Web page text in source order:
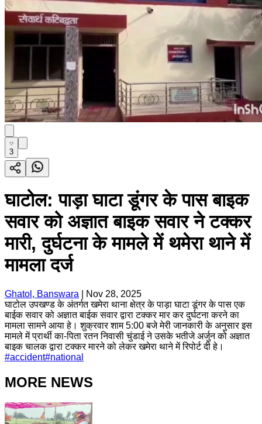
3
घाटोल: पाड़ा घाटा डूंगर के पास बाइक
सवार को अज्ञात बाइक सवार ने टक्कर
मारी, दुर्घटना के मामले में थमेरा थाने में
मामला दर्ज
Ghatol, Banswara
Nov 28, 2025
घाटोल उपखण्ड के अंतर्गत खमेरा थाना क्षेत्र के पाड़ा घाटा डूंगर के पास एक
बाईक सवार को अज्ञात बाईक सवार द्वारा टक्कर मार कर दुर्घटना करने का
मामला सामने आया हे। शुक्रवार शाम 5:00 बजे मेरी जानकारी के अनुसार इस
मामले में प्रार्थी का-पिता रतन निवासी चुंडाई ने उसके भतीजे अर्जुन को अज्ञात
बाइक चालक द्वारा टक्कर मारने को लेकर खमेरा थाने में रिपोर्ट दी हे।
#accident#national
MORE NEWS